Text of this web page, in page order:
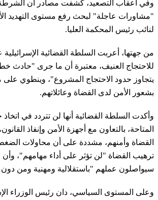
وفي أعقاب التصعيد، كشفت مصادر أن الشرطة
"مشاورات عاجلة" لبحث رفع مستوى التهديد
لنائب رئيس المحكمة العليا.
من جهتها، أعربت السلطة القضائية الإسرائيلية
للاحتجاج العنيف، معتبرة أن ما جرى "حادث
يتجاوز حدود الاحتجاج المشروع"، وينطوي
بشعور الأمن لدى القضاة وعائلاتهم.
وأكدت السلطة القضائية أنها لن تتردد في اتخاذ
المتاحة، بالتعاون مع أجهزة الأمن وإنفاذ
القضاة وأمنهم، مشددة على أن محاولات
ترهيب القضاة "لن تؤثر على أداء مهامهم"،
سيواصلون عملهم "باستقلالية ومهنية ومن
وعلى المستوى السياسي، دان رئيس الوزراء